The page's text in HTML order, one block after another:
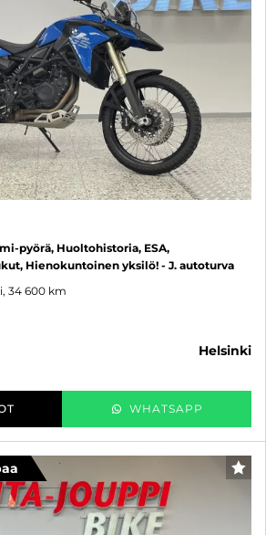
pyörä, Huoltohistoria, ESA,
Hienokuntoinen yksilö! - J. autoturva
34 600 km
helsinki
WHATSAPP